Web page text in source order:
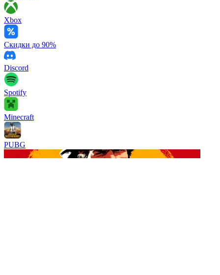
Xbox
Скидки до 90%
Discord
Spotify
Minecraft
PUBG